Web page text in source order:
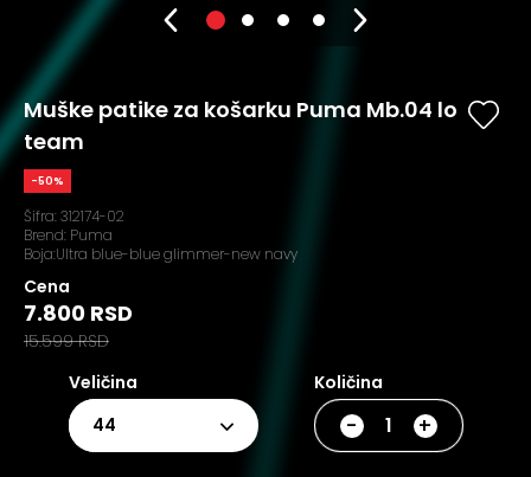
Muške patike za košarku Puma Mb.04 lo
team
-50%
Šifra:312174-02
Brend: Puma
Boja:Ultra blue-blue glimmer-new navy
Cena
7.800 RSD
15.599 RSD
Veličina
44
Količina
- +